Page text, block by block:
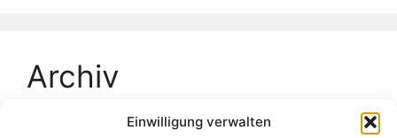
Einwilligung verwalten
Archiv